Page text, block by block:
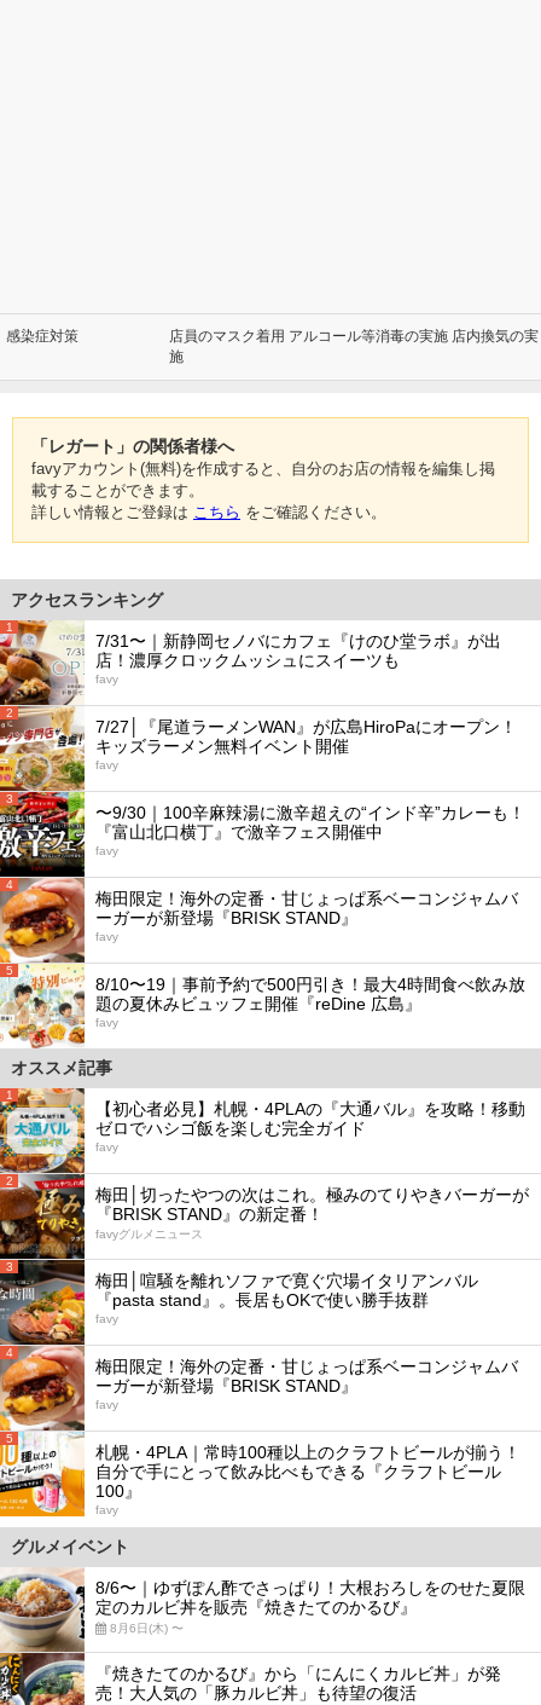
感染症対策
店員のマスク着用 アルコール等消毒の実施 店内換気の実
施
「レガート」の関係者様へ
favyアカウント(無料)を作成すると、自分のお店の情報を編集し掲
載することができます。
詳しい情報とご登録は こちら をご確認ください。
アクセスランキング
1
7/31〜｜新静岡セノバにカフェ『けのひ堂ラボ』が出
店！濃厚クロックムッシュにスイーツも
favy
2
7/27│『尾道ラーメンWAN』が広島HiroPaにオープン！
キッズラーメン無料イベント開催
favy
3
〜9/30｜100辛麻辣湯に激辛超えの“インド辛”カレーも！
『富山北口横丁』で激辛フェス開催中
favy
4
梅田限定！海外の定番・甘じょっぱ系ベーコンジャムバ
ーガーが新登場『BRISK STAND』
favy
5
8/10〜19｜事前予約で500円引き！最大4時間食べ飲み放
題の夏休みビュッフェ開催『reDine 広島』
favy
オススメ記事
1
【初心者必見】札幌・4PLAの『大通バル』を攻略！移動
ゼロでハシゴ飯を楽しむ完全ガイド
favy
2
梅田│切ったやつの次はこれ。極みのてりやきバーガーが
『BRISK STAND』の新定番！
favyグルメニュース
3
梅田│喧騒を離れソファで寛ぐ穴場イタリアンバル
『pasta stand』。長居もOKで使い勝手抜群
favy
4
梅田限定！海外の定番・甘じょっぱ系ベーコンジャムバ
ーガーが新登場『BRISK STAND』
favy
5
札幌・4PLA｜常時100種以上のクラフトビールが揃う！
自分で手にとって飲み比べもできる『クラフトビール
100』
favy
グルメイベント
8/6〜｜ゆずぽん酢でさっぱり！大根おろしをのせた夏限
定のカルビ丼を販売『焼きたてのかるび』
8月6日(木) 〜
『焼きたてのかるび』から「にんにくカルビ丼」が発
売！大人気の「豚カルビ丼」も待望の復活